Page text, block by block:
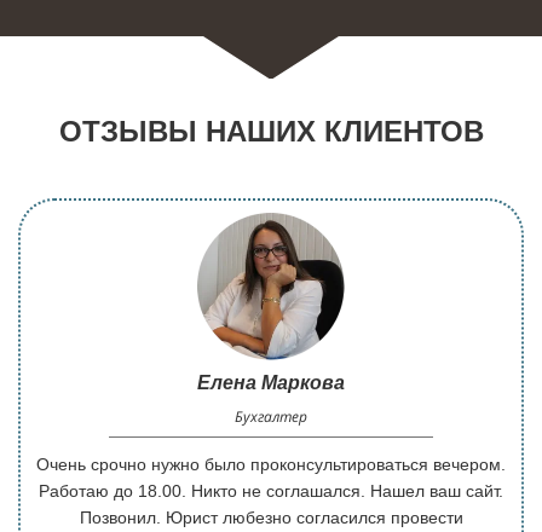
ОТЗЫВЫ НАШИХ КЛИЕНТОВ
Елена Маркова
Бухгалтер
Очень срочно нужно было проконсультироваться вечером.
Работаю до 18.00. Никто не соглашался. Нашел ваш сайт.
Позвонил. Юрист любезно согласился провести